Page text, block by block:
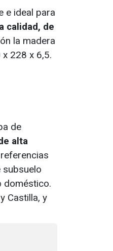
e ideal para
calidad, de
la madera
228 x 6,5.
de
alta
subsuelo
doméstico.
Castilla, y